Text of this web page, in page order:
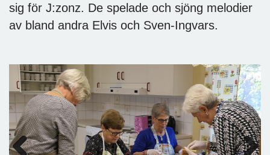
sig för J:zonz. De spelade och sjöng melodier
av bland andra Elvis och Sven-Ingvars.